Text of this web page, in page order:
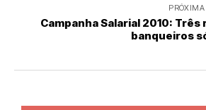
Campanha Salarial 2010: Três
banqueiros